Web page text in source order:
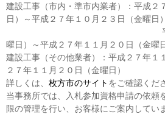
建設工事（市内・準市内業者）：平成２
日）～平成２７年１０月２３日（金曜日）
平成２７年１１
曜日）～平成２７年１１月２０日（金曜
建設工事（その他業者）：平成２７年１
２７年１１月２０日（金曜日）
詳しくは、 枚方市のサイト をご確認くだ
当事務所では、入札参加資格申請の依頼
限の管理を行い、お客様にご案内してい